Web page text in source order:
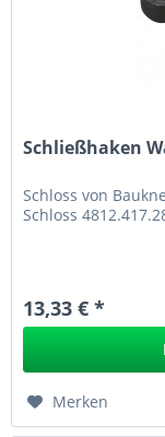
Schließhaken
Schloss von
Schloss
13,33 € *
Merken